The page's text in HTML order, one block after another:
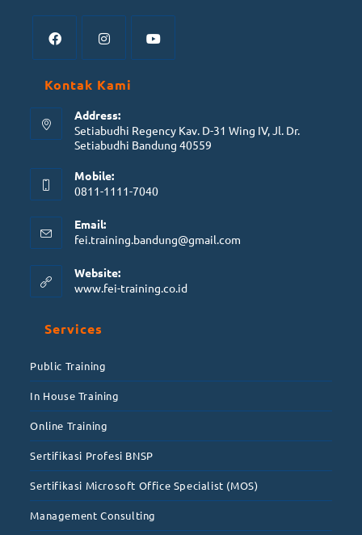
Kontak Kami
Address:
Setiabudhi Regency Kav. D-31 Wing IV, Jl. Dr.
Setiabudhi Bandung 40559
Mobile:
0811-1111-7040
Email:
fei.training.bandung@gmail.com
Website:
www.fei-training.co.id
Services
Public Training
In House Training
Online Training
Sertifikasi Profesi BNSP
Sertifikasi Microsoft Office Specialist (MOS)
Management Consulting